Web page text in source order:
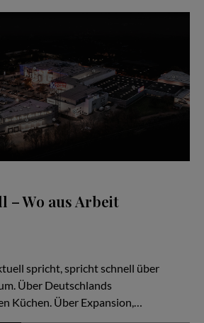
– Wo aus Arbeit
spricht, spricht schnell über
Über Deutschlands
Küchen. Über Expansion,…